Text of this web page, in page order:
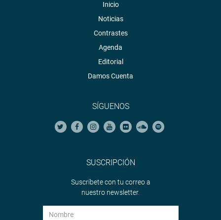
Inicio
Noticias
Contrastes
Agenda
Editorial
Damos Cuenta
SÍGUENOS
SUSCRIPCIÓN
Suscríbete con tu correo a
nuestro newsletter.